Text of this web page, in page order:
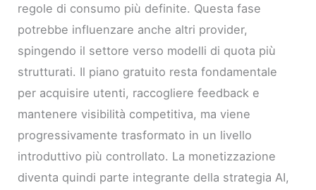
regole di consumo più definite. Questa fase
potrebbe influenzare anche altri provider,
spingendo il settore verso modelli di quota più
strutturati. Il piano gratuito resta fondamentale
per acquisire utenti, raccogliere feedback e
mantenere visibilità competitiva, ma viene
progressivamente trasformato in un livello
introduttivo più controllato. La monetizzazione
diventa quindi parte integrante della strategia AI,